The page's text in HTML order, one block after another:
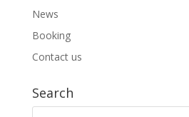
News
Booking
Contact us
Search